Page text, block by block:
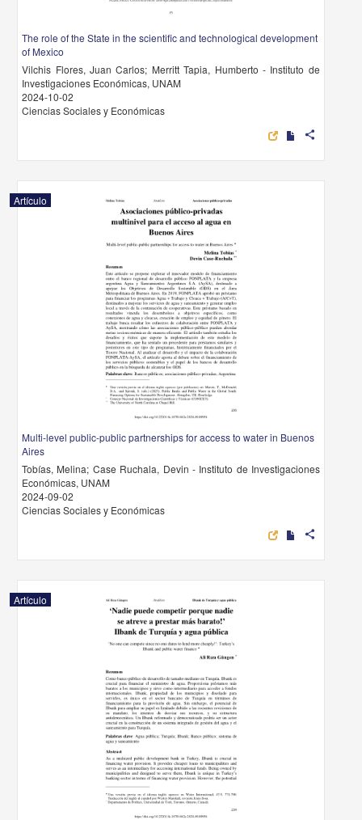
The role of the State in the scientific and technological development
of Mexico
Vilchis Flores, Juan Carlos; Merritt Tapia, Humberto - Instituto de
Investigaciones Económicas, UNAM
2024-10-02
Ciencias Sociales y Económicas
share
Artículo
Multi-level public-public partnerships for access to water in Buenos
Aires
Tobías, Melina; Case Ruchala, Devin - Instituto de Investigaciones
Económicas, UNAM
2024-09-02
Ciencias Sociales y Económicas
share
Artículo